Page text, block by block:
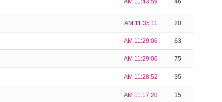
AM 11:43:59 46
AM 11:35:11 20
AM 11:29:06 63
AM 11:29:06 75
AM 11:28:52 35
AM 11:17:20 15